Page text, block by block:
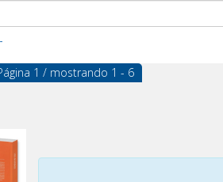
1 / mostrando 1 - 6